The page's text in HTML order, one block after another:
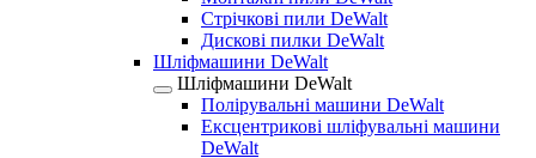
Стрічкові пили DeWalt
Дискові пилки DeWalt
Шліфмашини DeWalt
Шліфмашини DeWalt
Полірувальні машини DeWalt
Ексцентрикові шліфувальні машини
DeWalt